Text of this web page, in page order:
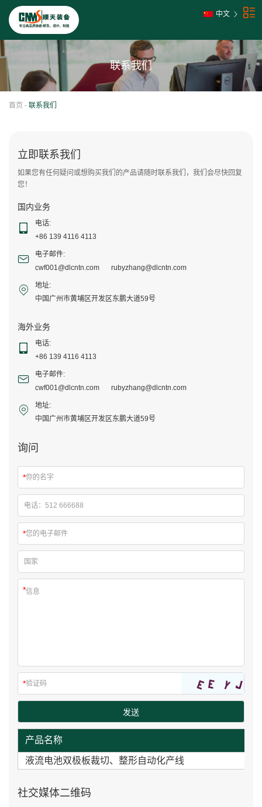
中文
联系我们
首页 - 联系我们
立即联系我们
如果您有任何疑问或想购买我们的产品请随时联系我们，我们会尽快回复
您！
国内业务
电话:
+86 139 4116 4113
电子邮件:
cwf001@dlcntn.com
rubyzhang@dlcntn.com
地址:
中国广州市黄埔区开发区东鹏大道59号
海外业务
电话:
+86 139 4116 4113
电子邮件:
cwf001@dlcntn.com
rubyzhang@dlcntn.com
地址:
中国广州市黄埔区开发区东鹏大道59号
询问
产品名称
液流电池双极板裁切、整形自动化产线
社交媒体二维码